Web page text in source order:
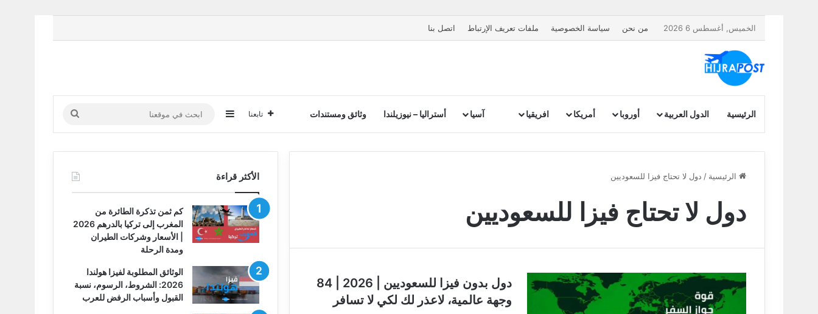
الخميس, أغسطس 6 2026 من نحن سياسة الخصوصية ملفات تعريف الإرتباط اتصل بنا
الرئيسية الدول العربية أوروبا أمريكا افريقيا آسيا أستراليا – نيوزيلندا وثائق ومستندات تابعنا إضافة عمود جانبي
ابحث
في
الرئيسية / دول لا تحتاج فيزا للسعوديين
دول لا تحتاج فيزا للسعوديين
دول بدون فيزا للسعوديين | 2026 | 84
وجهة عالمية، لاعذر لك لكي لا تسافر
الأكثر قراءة
كم ثمن تذكرة الطائرة من
المغرب إلى تركيا بالدرهم 2026
| الأسعار وشركات الطيران
ومدة الرحلة
الوثائق المطلوبة لفيزا هولندا
2026: الشروط، الرسوم، نسبة
القبول وأسباب الرفض للعرب